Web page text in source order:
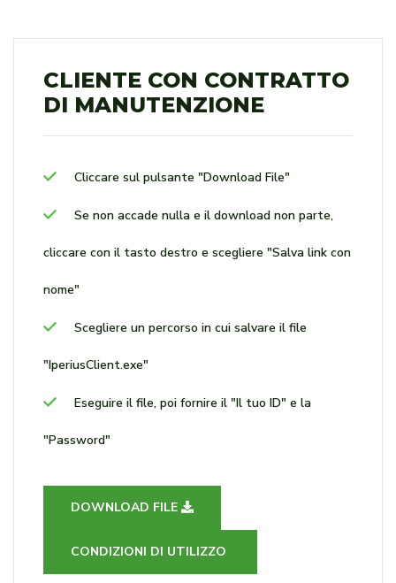
CLIENTE CON CONTRATTO
DI MANUTENZIONE
Cliccare sul pulsante "Download File"
Se non accade nulla e il download non parte,
cliccare con il tasto destro e scegliere "Salva link con
nome"
Scegliere un percorso in cui salvare il file
"IperiusClient.exe"
Eseguire il file, poi fornire il "Il tuo ID" e la
"Password"
DOWNLOAD FILE
CONDIZIONI DI UTILIZZO